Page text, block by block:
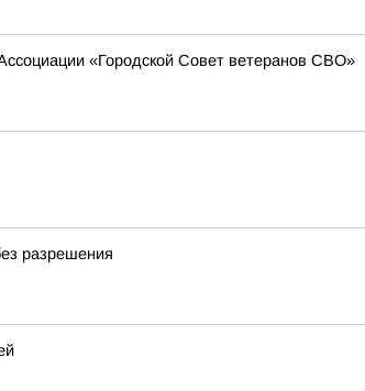
«Городской Совет ветеранов СВО»
разрешения